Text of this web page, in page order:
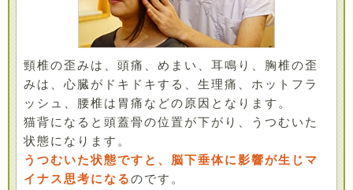
頸椎の歪みは、頭痛、めまい、耳鳴り、胸椎の歪
みは、心臓がドキドキする、生理痛、ホットフラ
ッシュ、腰椎は胃痛などの原因となります。
猫背になると頭蓋骨の位置が下がり、うつむいた
状態になります。
うつむいた状態ですと、脳下垂体に影響が生じマ
イナス思考になるのです。